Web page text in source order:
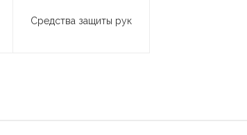
Средства защиты рук